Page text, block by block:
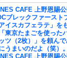
CAFE 上野恩賜
ブレックファースト
イスカフェラテ」を
東京たまごを使った
ツ（2枚）」を頼ん
うまいのだよ（笑）。
CAFE 上野恩賜